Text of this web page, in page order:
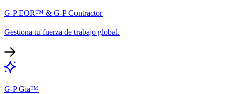
G-P EOR™ & G-P Contractor​​
Gestiona tu fuerza de trabajo global.​​
G-P Gia™​​